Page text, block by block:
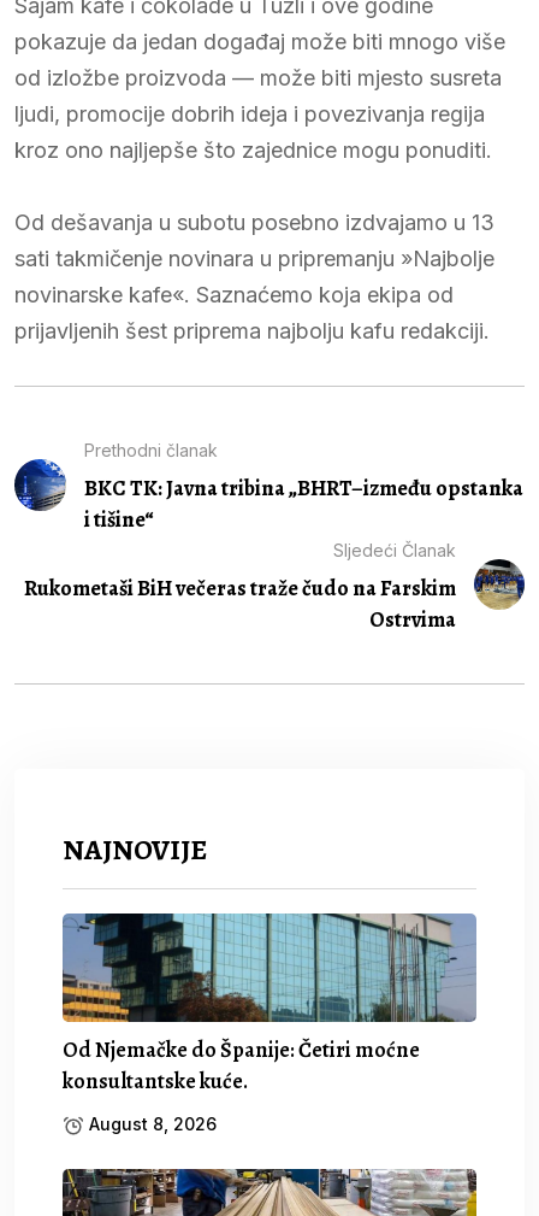
Sajam kafe i čokolade u Tuzli i ove godine
pokazuje da jedan događaj može biti mnogo više
od izložbe proizvoda — može biti mjesto susreta
ljudi, promocije dobrih ideja i povezivanja regija
kroz ono najljepše što zajednice mogu ponuditi.
Od dešavanja u subotu posebno izdvajamo u 13
sati takmičenje novinara u pripremanju »Najbolje
novinarske kafe«. Saznaćemo koja ekipa od
prijavljenih šest priprema najbolju kafu redakciji.
Prethodni članak
BKC TK: Javna tribina „BHRT–između opstanka
i tišine“
Sljedeći Članak
Rukometaši BiH večeras traže čudo na Farskim
Ostrvima
NAJNOVIJE
Od Njemačke do Španije: Četiri moćne
konsultantske kuće.
August 8, 2026